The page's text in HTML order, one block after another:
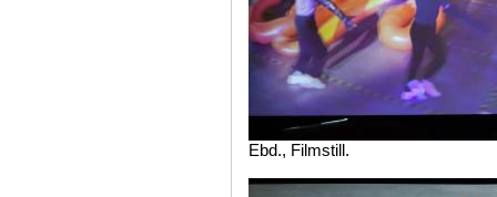
Ebd., Filmstill.